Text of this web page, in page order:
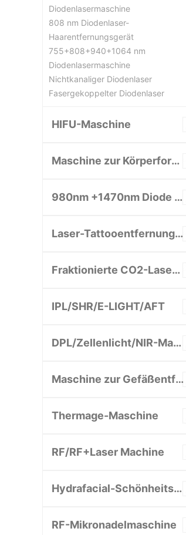
Diodenlasermaschine
808 nm Diodenlaser-
Haarentfernungsgerät
755+808+940+1064 nm
Diodenlasermaschine
Nichtkanaliger Diodenlaser
Fasergekoppelter Diodenlaser
HIFU-Maschine
Maschine zur Körperformung/Schlankheitskur
980nm +1470nm Diode Laser System
Laser-Tattooentfernungsgerät
Fraktionierte CO2-Lasermaschine
IPL/SHR/E-LIGHT/AFT
DPL/Zellenlicht/NIR-Maschine
Maschine zur Gefäßentfernung
Thermage-Maschine
RF/RF+Laser Machine
Hydrafacial-Schönheitsmaschine
RF-Mikronadelmaschine